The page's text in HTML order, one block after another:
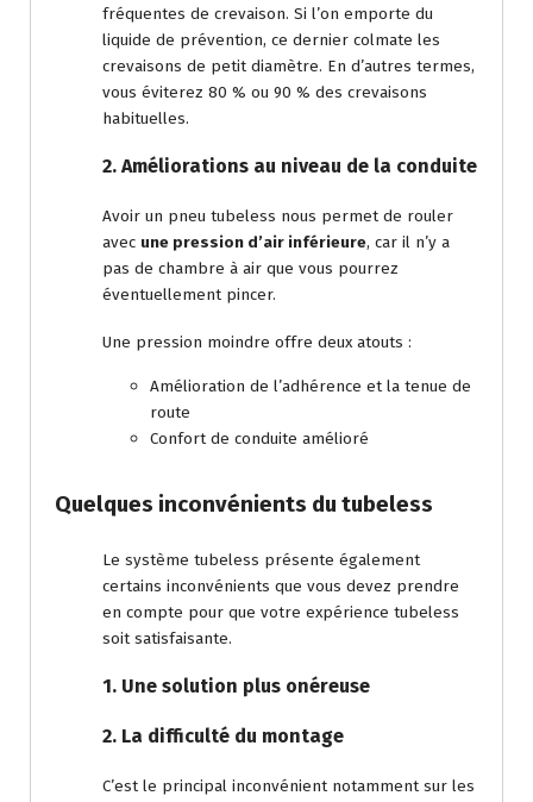
fréquentes de crevaison. Si l’on emporte du
liquide de prévention, ce dernier colmate les
crevaisons de petit diamètre. En d’autres termes,
vous éviterez 80 % ou 90 % des crevaisons
habituelles.
2. Améliorations au niveau de la conduite
Avoir un pneu tubeless nous permet de rouler
avec une pression d’air inférieure, car il n’y a
pas de chambre à air que vous pourrez
éventuellement pincer.
Une pression moindre offre deux atouts :
Amélioration de l’adhérence et la tenue de
route
Confort de conduite amélioré
Quelques inconvénients du tubeless
Le système tubeless présente également
certains inconvénients que vous devez prendre
en compte pour que votre expérience tubeless
soit satisfaisante.
1. Une solution plus onéreuse
2. La difficulté du montage
C’est le principal inconvénient notamment sur les